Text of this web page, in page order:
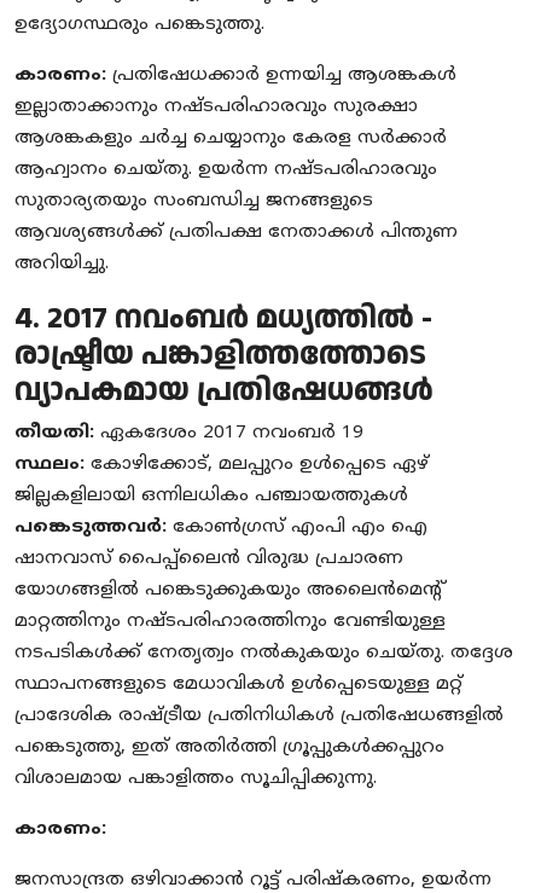
ഉദ്യോഗസ്ഥരും പങ്കെടുത്തു.
കാരണം: പ്രതിഷേധക്കാർ ഉന്നയിച്ച ആശങ്കകൾ
ഇല്ലാതാക്കാനും നഷ്ടപരിഹാരവും സുരക്ഷാ
ആശങ്കകളും ചർച്ച ചെയ്യാനും കേരള സർക്കാർ
ആഹ്വാനം ചെയ്തു. ഉയർന്ന നഷ്ടപരിഹാരവും
സുതാര്യതയും സംബന്ധിച്ച ജനങ്ങളുടെ
ആവശ്യങ്ങൾക്ക് പ്രതിപക്ഷ നേതാക്കൾ പിന്തുണ
അറിയിച്ചു.
4. 2017 നവംബർ മധ്യത്തിൽ -
രാഷ്ട്രീയ പങ്കാളിത്തത്തോടെ
വ്യാപകമായ പ്രതിഷേധങ്ങൾ
തീയതി: ഏകദേശം 2017 നവംബർ 19
സ്ഥലം: കോഴിക്കോട്, മലപ്പുറം ഉൾപ്പെടെ ഏഴ്
ജില്ലകളിലായി ഒന്നിലധികം പഞ്ചായത്തുകൾ
പങ്കെടുത്തവർ: കോൺഗ്രസ് എംപി എം ഐ
ഷാനവാസ് പൈപ്പ്ലൈൻ വിരുദ്ധ പ്രചാരണ
യോഗങ്ങളിൽ പങ്കെടുക്കുകയും അലൈൻമെന്റ്
മാറ്റത്തിനും നഷ്ടപരിഹാരത്തിനും വേണ്ടിയുള്ള
നടപടികൾക്ക് നേതൃത്വം നൽകുകയും ചെയ്തു. തദ്ദേശ
സ്ഥാപനങ്ങളുടെ മേധാവികൾ ഉൾപ്പെടെയുള്ള മറ്റ്
പ്രാദേശിക രാഷ്ട്രീയ പ്രതിനിധികൾ പ്രതിഷേധങ്ങളിൽ
പങ്കെടുത്തു, ഇത് അതിർത്തി ഗ്രൂപ്പുകൾക്കപ്പുറം
വിശാലമായ പങ്കാളിത്തം സൂചിപ്പിക്കുന്നു.
കാരണം:
ജനസാന്ദ്രത ഒഴിവാക്കാൻ റൂട്ട് പരിഷ്കരണം, ഉയർന്ന